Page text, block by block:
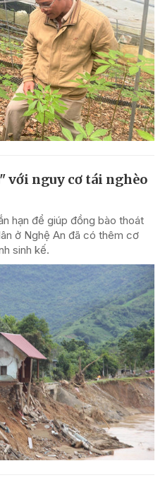
với nguy cơ tái nghèo
hạn để giúp đồng bào thoát
ở Nghệ An đã có thêm cơ
sinh kế.